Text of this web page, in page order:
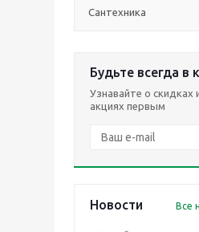
Сантехника
Будьте всегда в
Узнавайте о скидках
акциях первым
Новости Все